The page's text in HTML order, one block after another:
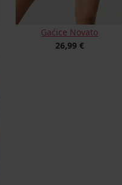
Gaćice Novato
26,99 €